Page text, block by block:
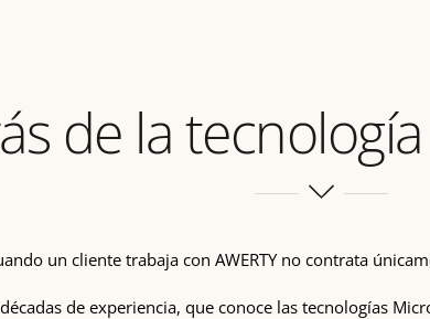
de la
un cliente trabaja con AWERTY no contrata
de experiencia, que conoce las tecnologías